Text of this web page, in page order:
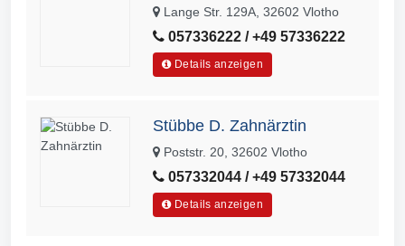
Lange Str. 129A, 32602 Vlotho
057336222 / +49 57336222
Details anzeigen
Stübbe D. Zahnärztin
Poststr. 20, 32602 Vlotho
057332044 / +49 57332044
Details anzeigen